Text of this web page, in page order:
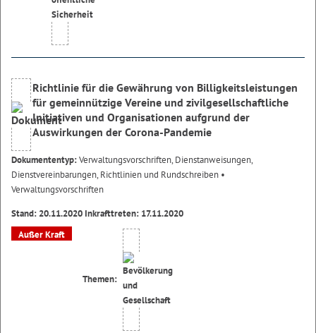
Richtlinie für die Gewährung von Billigkeitsleistungen
für gemeinnützige Vereine und zivilgesellschaftliche
Initiativen und Organisationen aufgrund der
Auswirkungen der Corona-Pandemie
Dokumententyp:Verwaltungsvorschriften, Dienstanweisungen,
Dienstvereinbarungen, Richtlinien und Rundschreiben •
Verwaltungsvorschriften
Stand: 20.11.2020 Inkrafttreten: 17.11.2020
Außer Kraft
Themen: